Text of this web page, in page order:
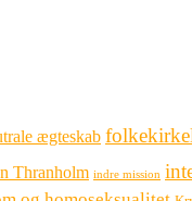
ægteskab
Thranholm indre mission